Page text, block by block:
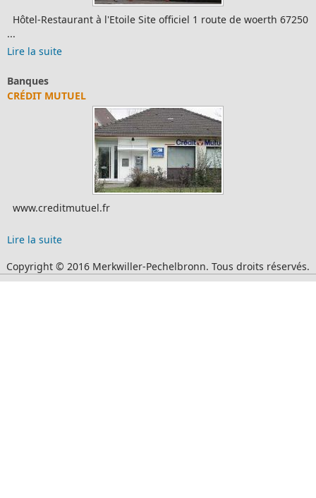
Hôtel-Restaurant à l'Etoile Site officiel 1 route de woerth 67250
...
Lire la suite
Banques
CRÉDIT MUTUEL
www.creditmutuel.fr
Lire la suite
Copyright © 2016 Merkwiller-Pechelbronn. Tous droits réservés.